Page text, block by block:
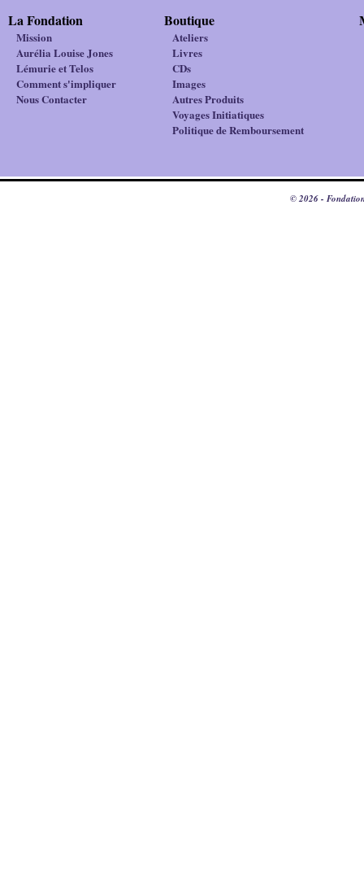
La Fondation
Mission
Aurélia Louise Jones
Lémurie et Telos
Comment s'impliquer
Nous Contacter
Boutique
Ateliers
Livres
CDs
Images
Autres Produits
Voyages Initiatiques
Politique de Remboursement
© 2026 -